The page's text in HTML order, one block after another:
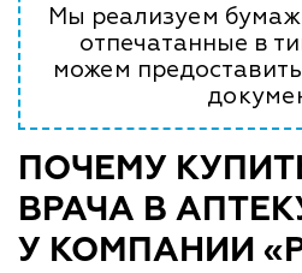
Мы реализуем
отпечатанные в
можем
ПОЧЕМУ
ВРАЧА В
У КОМПАНИИ